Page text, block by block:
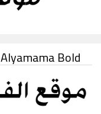
Alyamama Bold